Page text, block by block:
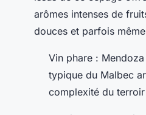
arômes intenses de
douces et parfois
Vin phare :
typique du Malbec
complexité du